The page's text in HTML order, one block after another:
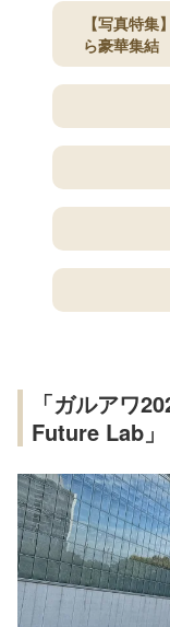
【写真特
ら豪華集結
「ガルアワ
Future Lab」